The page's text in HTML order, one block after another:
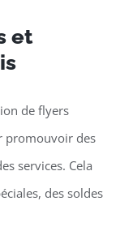
et
de flyers
promouvoir des
services. Cela
des soldes